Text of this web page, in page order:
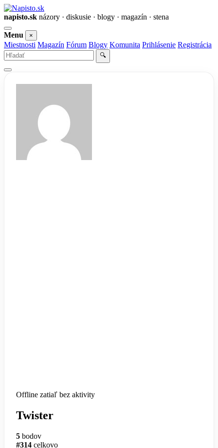
napisto.sk názory · diskusie · blogy · magazín · stena
Otvoriť
menu
Menu ×
Miestnosti Magazín Fórum Blogy Komunita Prihlásenie Registrácia
Vyhľadať
🔍
Offline zatiaľ bez aktivity
Twister
5 bodov
#314 celkovo